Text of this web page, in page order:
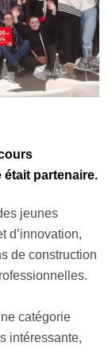
était partenaire.
jeunes
d’innovation,
de construction
catégorie
intéressante,